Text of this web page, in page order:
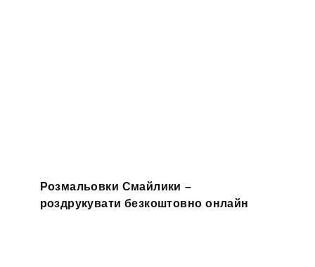
Розмальовки Смайлики –
роздрукувати безкоштовно онлайн